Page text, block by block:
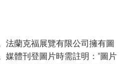
法蘭克福展覽有限公司擁有圖
媒體刊登圖片時需註明：“圖片